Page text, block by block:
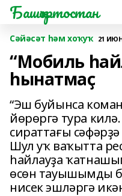
Башҡортостан
Сәйәсәт һәм хоҡуҡ 21
“Мобиль
һынатмаҫ
“Эш буйынса
йөрөргә тура
сираттағы
Шул уҡ ваҡытта
һайлауҙа
өсөн тауышымды
нисек эшләргә